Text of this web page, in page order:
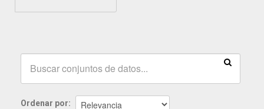
Ordenar por